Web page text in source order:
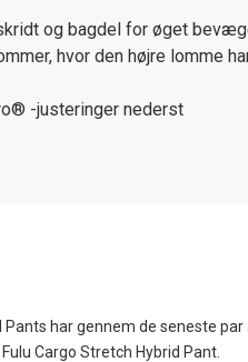
og bagdel for øget
hvor den højre lomme
-justeringer nederst
Pants har gennem de seneste
Cargo Stretch Hybrid Pant.